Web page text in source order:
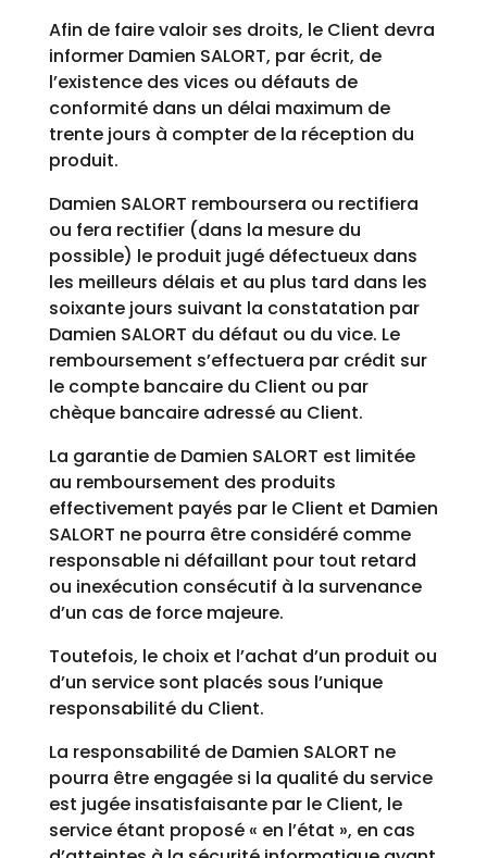
Afin de faire valoir ses droits, le Client devra
informer Damien SALORT, par écrit, de
l’existence des vices ou défauts de
conformité dans un délai maximum de
trente jours à compter de la réception du
produit.
Damien SALORT remboursera ou rectifiera
ou fera rectifier (dans la mesure du
possible) le produit jugé défectueux dans
les meilleurs délais et au plus tard dans les
soixante jours suivant la constatation par
Damien SALORT du défaut ou du vice. Le
remboursement s’effectuera par crédit sur
le compte bancaire du Client ou par
chèque bancaire adressé au Client.
La garantie de Damien SALORT est limitée
au remboursement des produits
effectivement payés par le Client et Damien
SALORT ne pourra être considéré comme
responsable ni défaillant pour tout retard
ou inexécution consécutif à la survenance
d’un cas de force majeure.
Toutefois, le choix et l’achat d’un produit ou
d’un service sont placés sous l’unique
responsabilité du Client.
La responsabilité de Damien SALORT ne
pourra être engagée si la qualité du service
est jugée insatisfaisante par le Client, le
service étant proposé « en l’état », en cas